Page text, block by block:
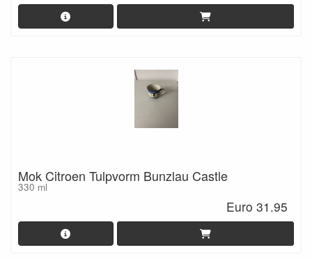
Mok Citroen Tulpvorm Bunzlau Castle
330 ml
Euro 31.95